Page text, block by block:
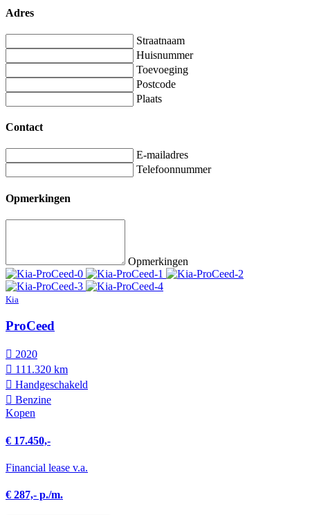
Adres
Straatnaam
Huisnummer
Toevoeging
Postcode
Plaats
Contact
E-mailadres
Telefoonnummer
Opmerkingen
Opmerkingen
Kia
ProCeed
2020
111.320 km
Hand­geschakeld
Benzine
Kopen
€ 17.450,-
Financial lease v.a.
€ 287,- p./m.